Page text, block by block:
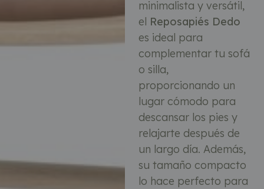
minimalista y versátil,
el Reposapiés Dedo
es ideal para
complementar tu sofá
o silla,
proporcionando un
lugar cómodo para
descansar los pies y
relajarte después de
un largo día. Además,
su tamaño compacto
lo hace perfecto para